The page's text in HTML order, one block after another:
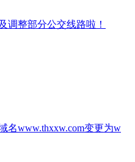
调整部分公交线路啦！
名www.thxxw.com变更为w